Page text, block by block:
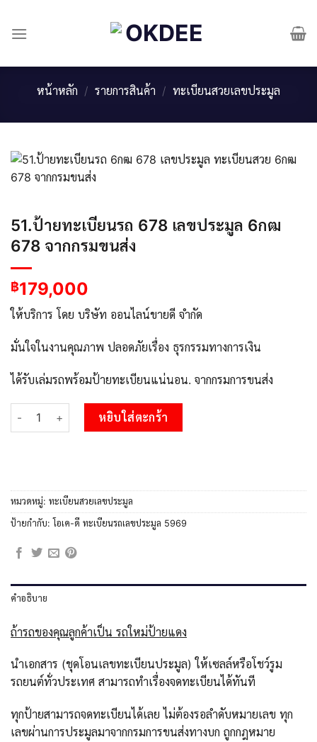
content
หน้าหลัก / รายการสินค้า / ทะเบียนสวยเลขประมูล
51.ป้ายทะเบียนรถ 678 เลขประมูล 6กฒ
678 จากกรมขนส่ง
฿179,000
ให้บริการ โดย บริษัท ออนไลน์ขายดี จำกัด
มั่นใจในงานคุณภาพ ปลอดภัยเรื่อง ธุรกรรมทางการเงิน
ได้รับเล่มรถพร้อมป้ายทะเบียนแน่นอน. จากกรมการขนส่ง
จำนวน 51.ป้ายทะเบียนรถ 678 เลขประมูล 6กฒ 678 จากกรมขนส่ง
หยิบใส่ตะกร้า
หมวดหมู่: ทะเบียนสวยเลขประมูล
ป้ายกำกับ: โอเค-ดี ทะเบียนรถเลขประมูล 5969
คำอธิบาย
ถ้ารถของคุณลูกค้าเป็น รถใหม่ป้ายแดง
นำเอกสาร (ชุดโอนเลขทะเบียนประมูล) ให้เซลล์หรือโชว์รูม
รถยนต์ทั่วประเทศ สามารถทำเรื่องจดทะเบียนได้ทันที
ทุกป้ายสามารถจดทะเบียนได้เลย ไม่ต้องรอลำดับหมายเลข ทุก
เลขผ่านการประมูลมาจากกรมการขนส่งทางบก ถูกกฎหมาย